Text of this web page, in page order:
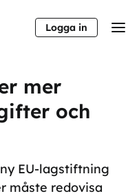
Logga in
mer
och
EU-lagstiftning
måste redovisa